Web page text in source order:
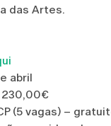
das Artes.
abril
230,00€
(5 vagas) –